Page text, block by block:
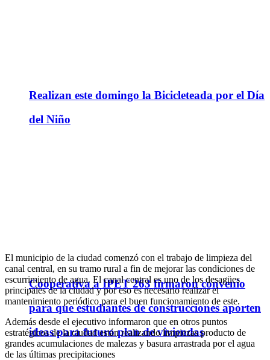
Realizan este domingo la Bicicleteada por el Día
del Niño
Cooperativa a IPET 263 firmaron convenio
para que estudiantes de construcciones aporten
ideas para futuro plan de viviendas
El municipio de la ciudad comenzó con el trabajo de limpieza del
canal central, en su tramo rural a fin de mejorar las condiciones de
escurrimiento de agua. El canal central es uno de los desagües
principales de la ciudad y por eso es necesario realizar el
mantenimiento periódico para el buen funcionamiento de este.
Además desde el ejecutivo informaron que en otros puntos
estratégicos de la ciudad están realizando limpiezas producto de
grandes acumulaciones de malezas y basura arrastrada por el agua
de las últimas precipitaciones